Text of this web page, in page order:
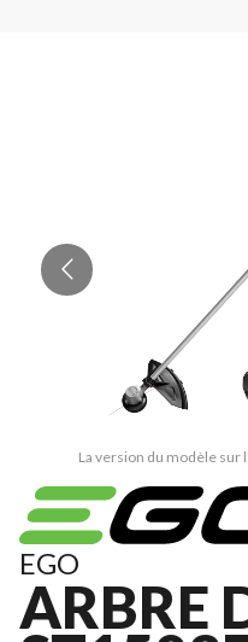
La version du modèle sur
EGO
ARBRE